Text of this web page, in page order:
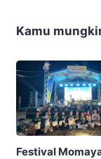
Kamu
Festival